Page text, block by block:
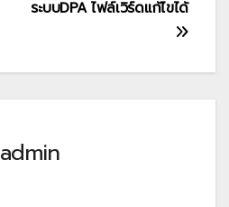
ระบบDPA ไฟล์เวิร์ดแก้ไขได้
admin